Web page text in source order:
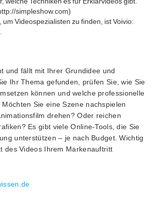
simpleshow.com)
um Videospezialisten zu finden, ist Voivio:
und fällt mit Ihrer Grundidee und
Ihr Thema gefunden, prüfen Sie, wie Sie
können und welche professionelle
Sie eine Szene nachspielen
drehen? Oder reichen
Es gibt viele Online-Tools, die Sie
unterstützen – je nach Budget. Wichtig
des Videos Ihrem Markenauftritt